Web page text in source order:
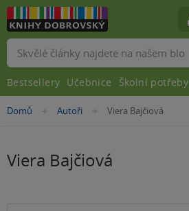
Nacházíte
Domů »Autoři »
Viera Bajčiová
Viera Bajčiová
Vyhledávání
Bestsellery Učebnice Školní potřeby